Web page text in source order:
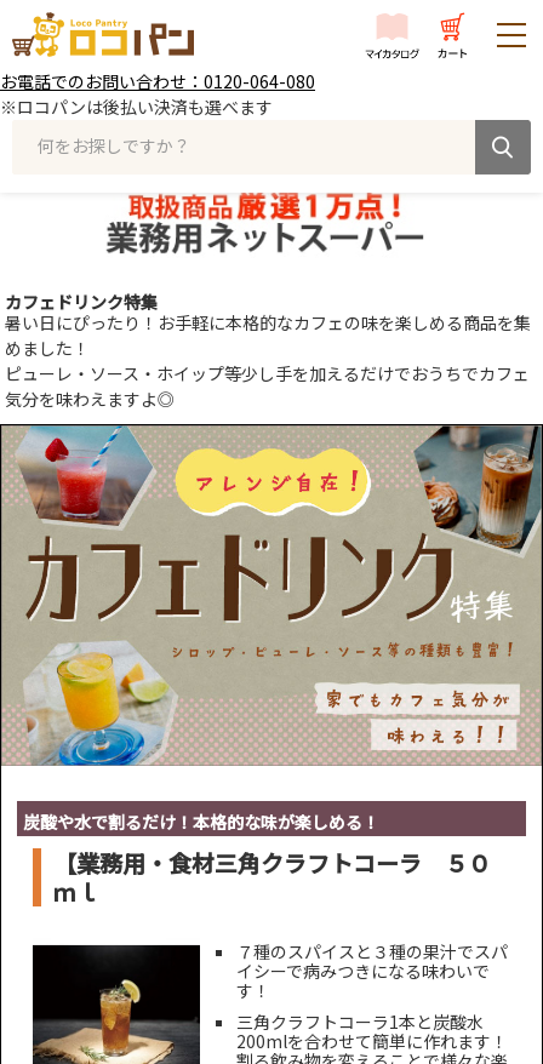
お電話でのお問い合わせ：0120-064-080
※ロコパンは後払い決済も選べます
何をお探しですか？
カフェドリンク特集
暑い日にぴったり！お手軽に本格的なカフェの味を楽しめる商品を集
めました！
ピューレ・ソース・ホイップ等少し手を加えるだけでおうちでカフェ
気分を味わえますよ◎
炭酸や水で割るだけ！本格的な味が楽しめる！
【業務用・食材三角クラフトコーラ ５０
ｍｌ
７種のスパイスと３種の果汁でスパ
イシーで病みつきになる味わいで
す！
三角クラフトコーラ1本と炭酸水
200mlを合わせて簡単に作れます！